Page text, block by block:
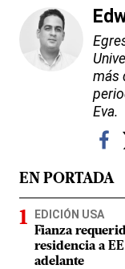
más
Eva.
EN PORTADA
EDICIÓN USA
Fianza
residencia a
adelante